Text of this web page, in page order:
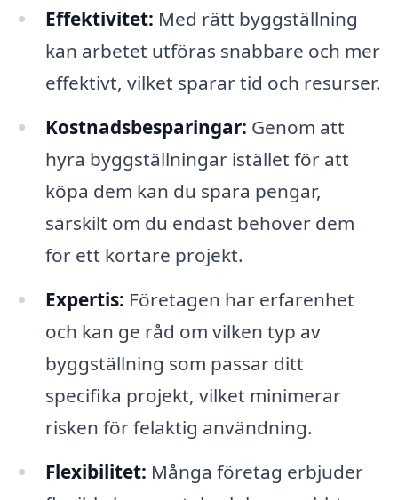
Effektivitet: Med rätt byggställning
kan arbetet utföras snabbare och mer
effektivt, vilket sparar tid och resurser.
Kostnadsbesparingar: Genom att
hyra byggställningar istället för att
köpa dem kan du spara pengar,
särskilt om du endast behöver dem
för ett kortare projekt.
Expertis: Företagen har erfarenhet
och kan ge råd om vilken typ av
byggställning som passar ditt
specifika projekt, vilket minimerar
risken för felaktig användning.
Flexibilitet: Många företag erbjuder